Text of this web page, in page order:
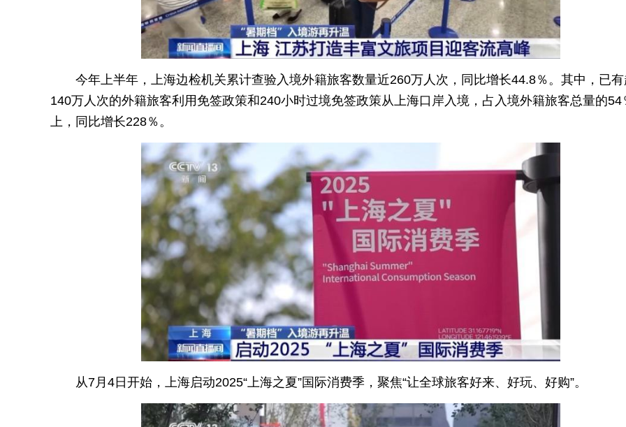
今年上半年，上海边检机关累计查验入境外籍旅客数量近260万人次，同比增长44.8％。其中，已
140万人次的外籍旅客利用免签政策和240小时过境免签政策从上海口岸入境，占入境外籍旅客总量的54
上，同比增长228％。
从7月4日开始，上海启动2025“上海之夏”国际消费季，聚焦“让全球旅客好来、好玩、好购”。